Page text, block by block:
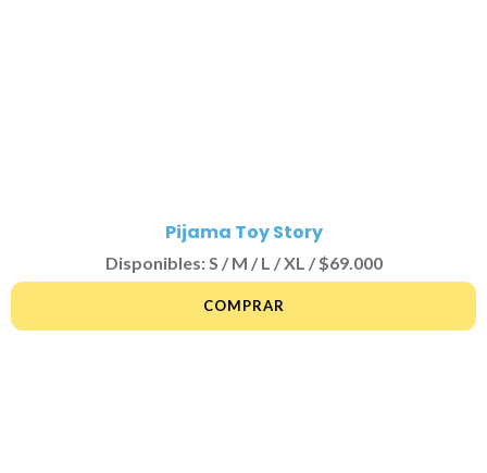
Pijama Toy Story
Disponibles: S / M / L / XL / $69.000
COMPRAR